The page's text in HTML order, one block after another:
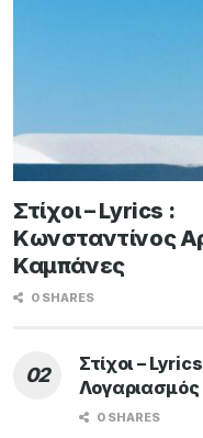
Στίχοι – Lyrics :
Κωνσταντίνος
Καμπάνες
0 SHARES
Στίχοι –
Λογαριασμός
0 SHARES